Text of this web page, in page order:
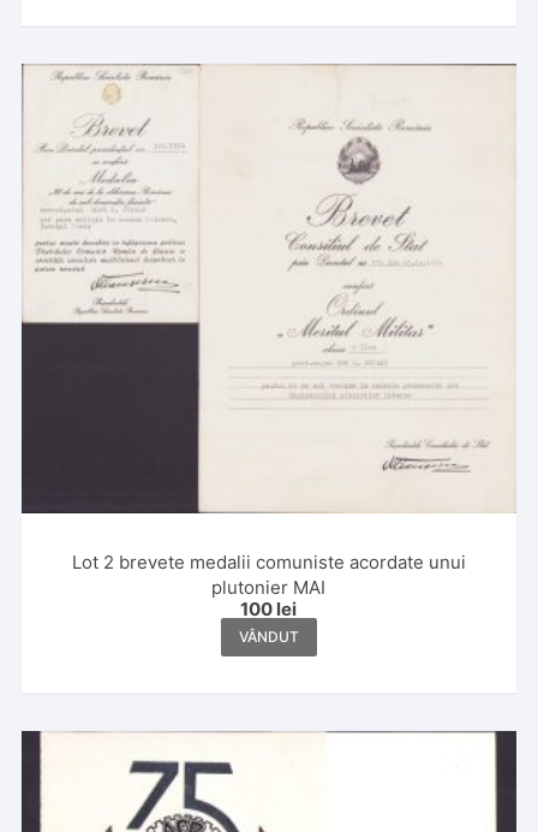
Lot 2 brevete medalii comuniste acordate unui
plutonier MAI
100 lei
VÂNDUT